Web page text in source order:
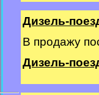
Дизель-
В продажу
Дизель-